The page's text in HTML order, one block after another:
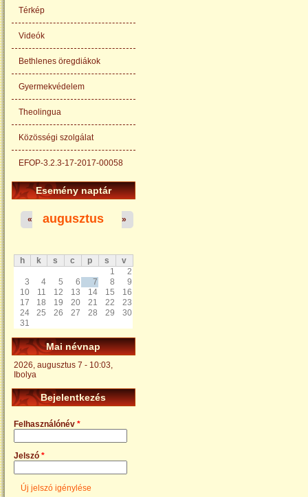
Térkép
Videók
Bethlenes öregdiákok
Gyermekvédelem
Theolingua
Közösségi szolgálat
EFOP-3.2.3-17-2017-00058
Esemény naptár
augusztus
« »
h k s c p s
v
1
2
3
4 5 6 7 8
9
10
11 12 13 14 15
16
17
18 19 20 21 22
23
24
25 26 27 28 29
30
31
Mai névnap
2026, augusztus 7 - 10:03,
Ibolya
Bejelentkezés
Felhasználónév *
Jelszó *
Új jelszó igénylése